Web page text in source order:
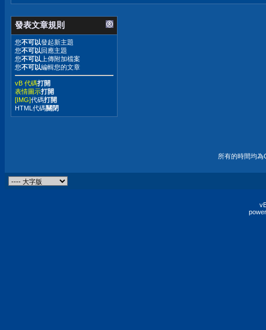
發表文章規則
您不可以發起新主題
您不可以回應主題
您不可以 上傳附加檔案
您不可以編輯您的文章
vB 代碼打開
表情圖示打開
[IMG]代碼打開
HTML代碼關閉
所有的時間均為